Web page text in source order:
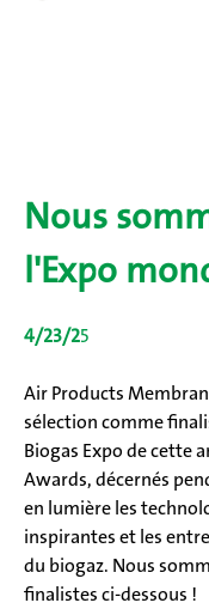
Nous
l'Expo
4/23/25
Air Products
sélection comme
Biogas Expo de cette
Awards, décernés
en lumière les
inspirantes et les
du biogaz. Nous
finalistes ci-dessous !